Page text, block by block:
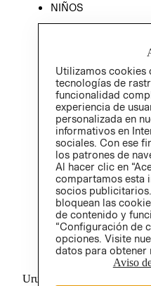
NIÑOS
HOME
Uruguay ($U)
Utilizamos cookies
tecnologías de
funcionalidad
experiencia de
personalizada en
informativos en
sociales. Con ese
los patrones de
Al hacer clic en
compartamos esta
socios
bloquean las
de contenido y
“Configuración de
opciones. Visite
datos para obtener
Aviso